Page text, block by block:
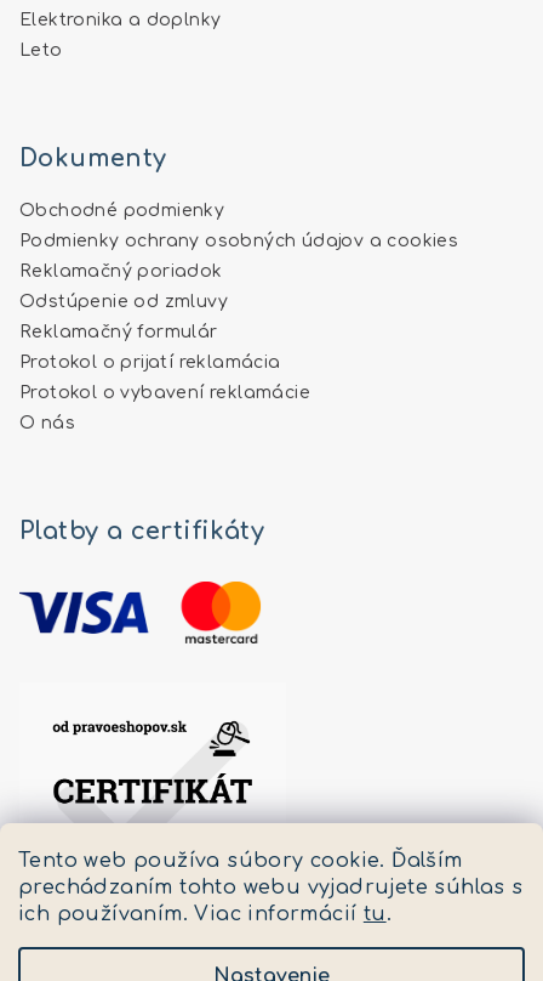
Tento web používa súbory cookie. Ďalším
prechádzaním tohto webu vyjadrujete súhlas s
ich používaním. Viac informácií tu .
Nastavenie
Elektronika a doplnky
Leto
Dokumenty
Obchodné podmienky
Podmienky ochrany osobných údajov a cookies
Reklamačný poriadok
Odstúpenie od zmluvy
Reklamačný formulár
Protokol o prijatí reklamácia
Protokol o vybavení reklamácie
O nás
Platby a certifikáty